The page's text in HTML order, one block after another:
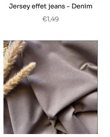
Jersey effet jeans - Denim
€1,49